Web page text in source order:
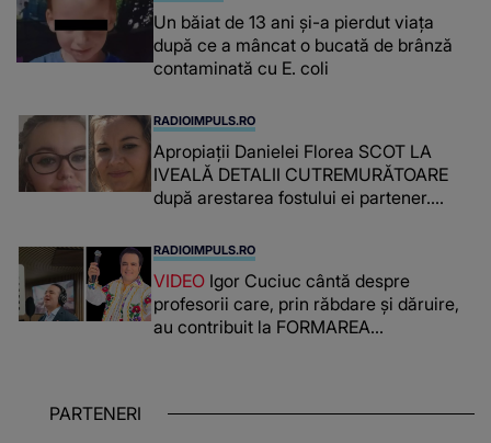
Un băiat de 13 ani și-a pierdut viața
după ce a mâncat o bucată de brânză
contaminată cu E. coli
RADIOIMPULS.RO
Apropiații Danielei Florea SCOT LA
IVEALĂ DETALII CUTREMURĂTOARE
după arestarea fostului ei partener.
românca ucisă în Italia și ascunsă în
lada unui pat: " Îmi pare rău că nu am
reușit să fac mai mult pentru ea și..."
RADIOIMPULS.RO
VIDEO Igor Cuciuc cântă despre
profesorii care, prin răbdare și dăruire,
au contribuit la FORMAREA
chiar și după trecerea anilor: "De
PARTENERI